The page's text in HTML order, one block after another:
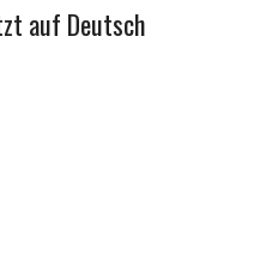
auf Deutsch